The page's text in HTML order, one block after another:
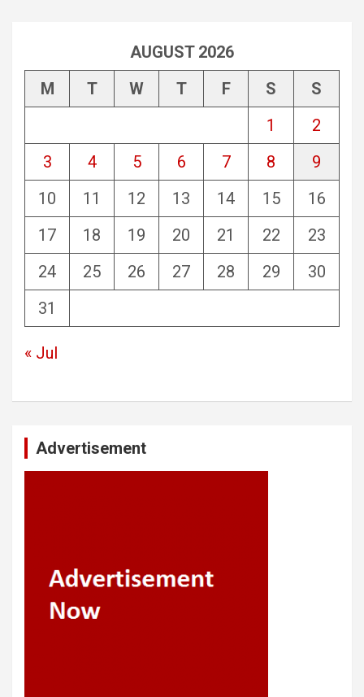
AUGUST 2026
M
T W T F S
S
1
2
3
4 5 6 7 8
9
10
11 12 13 14 15
16
17
18 19 20 21 22
23
24
25 26 27 28 29
30
31
« Jul
Advertisement